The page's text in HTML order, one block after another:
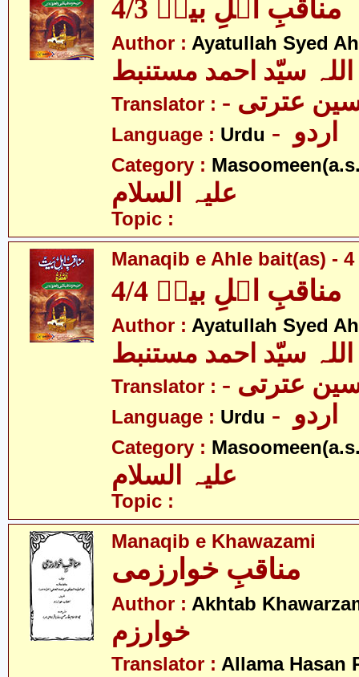
مناقبِ اہلِ بیتؑ 4/3
Author : Ayatullah Syed
سیّد احمد مستنبط
Translator : عترتی
Language : Urdu
Category :
Topic :
Manaqib e Ahle bait(as) -
مناقبِ اہلِ بیتؑ 4/4
Author : Ayatullah Syed
سیّد احمد مستنبط
Translator : عترتی
Language : Urdu
Category :
Topic :
Manaqib e Khawazami
مناقبِ خوارزمی
Author : Akhtab
خوارزم
Translator : Allama Hasan